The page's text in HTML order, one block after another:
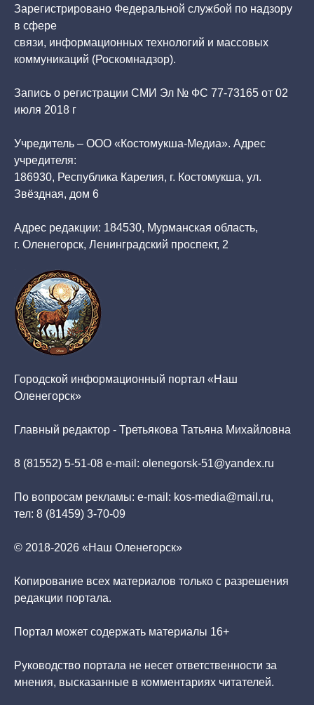
Зарегистрировано Федеральной службой по надзору
в сфере
связи, информационных технологий и массовых
коммуникаций (Роскомнадзор).
Запись о регистрации СМИ Эл № ФС 77-73165 от 02
июля 2018 г
Учредитель – ООО «Костомукша-Медиа». Адрес
учредителя:
186930, Республика Карелия, г. Костомукша, ул.
Звёздная, дом 6
Адрес редакции: 184530, Мурманская область,
г. Оленегорск, Ленинградский проспект, 2
Городской информационный портал «Наш
Оленегорск»
Главный редактор - Третьякова Татьяна Михайловна
8 (81552) 5-51-08 e-mail: olenegorsk-51@yandex.ru
По вопросам рекламы: e-mail: kos-media@mail.ru,
тел: 8 (81459) 3-70-09
© 2018-2026 «Наш Оленегорск»
Копирование всех материалов только с разрешения
редакции портала.
Портал может содержать материалы 16+
Руководство портала не несет ответственности за
мнения, высказанные в комментариях читателей.